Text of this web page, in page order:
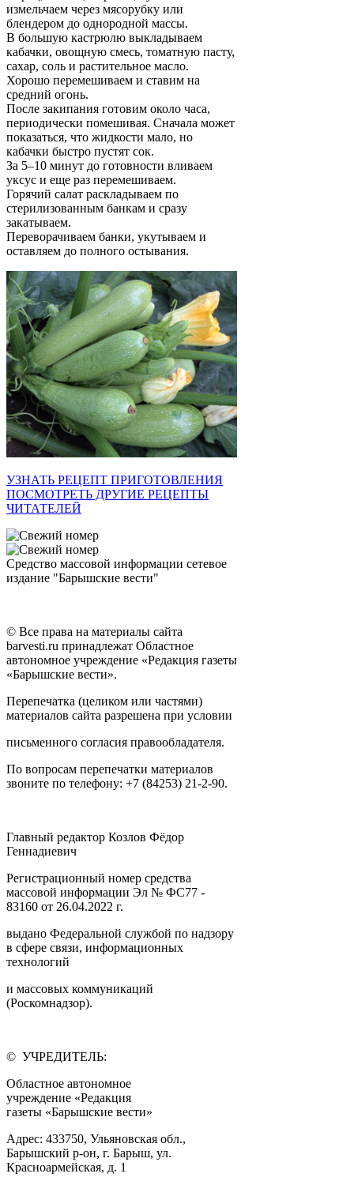
измельчаем через мясорубку или
блендером до однородной массы.
В большую кастрюлю выкладываем
кабачки, овощную смесь, томатную пасту,
сахар, соль и растительное масло.
Хорошо перемешиваем и ставим на
средний огонь.
После закипания готовим около часа,
периодически помешивая. Сначала может
показаться, что жидкости мало, но
кабачки быстро пустят сок.
За 5–10 минут до готовности вливаем
уксус и еще раз перемешиваем.
Горячий салат раскладываем по
стерилизованным банкам и сразу
закатываем.
Переворачиваем банки, укутываем и
оставляем до полного остывания.
УЗНАТЬ РЕЦЕПТ ПРИГОТОВЛЕНИЯ
ПОСМОТРЕТЬ ДРУГИЕ РЕЦЕПТЫ
ЧИТАТЕЛЕЙ
Средство массовой информации сетевое
издание "Барышские вести"
© Все права на материалы сайта
barvesti.ru принадлежат Областное
автономное учреждение «Редакция газеты
«Барышские вести».
Перепечатка (целиком или частями)
материалов сайта разрешена при условии
письменного согласия правообладателя.
По вопросам перепечатки материалов
звоните по телефону: +7 (84253) 21-2-90.
Главный редактор Козлов Фёдор
Геннадиевич
Регистрационный номер средства
массовой информации Эл № ФС77 -
83160 от 26.04.2022 г.
выдано Федеральной службой по надзору
в сфере связи, информационных
технологий
и массовых коммуникаций
(Роскомнадзор).
© УЧРЕДИТЕЛЬ:
Областное автономное
учреждение «Редакция
газеты «Барышские вести»
Адрес: 433750, Ульяновская обл.,
Барышский р-он, г. Барыш, ул.
Красноармейская, д. 1